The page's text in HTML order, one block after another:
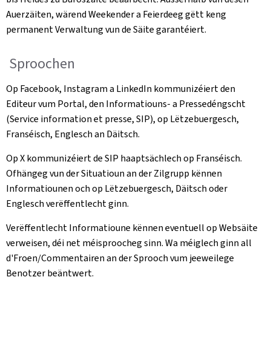
Auerzäiten, wärend Weekender a Feierdeeg gëtt keng
permanent Verwaltung vun de Säite garantéiert.
Sproochen
Op Facebook, Instagram a LinkedIn kommunizéiert den
Editeur vum Portal, den Informatiouns- a Pressedéngscht
(Service information et presse, SIP), op Lëtzebuergesch,
Franséisch, Englesch an Däitsch.
Op X kommunizéiert de SIP haaptsächlech op Franséisch.
Ofhängeg vun der Situatioun an der Zilgrupp kënnen
Informatiounen och op Lëtzebuergesch, Däitsch oder
Englesch verëffentlecht ginn.
Verëffentlecht Informatioune kënnen eventuell op Websäite
verweisen, déi net méisproocheg sinn. Wa méiglech ginn all
d'Froen/Commentairen an der Sprooch vum jeeweilege
Benotzer beäntwert.